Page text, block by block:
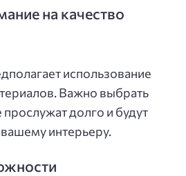
на качество
использование
Важно выбрать
долго и будут
интерьеру.